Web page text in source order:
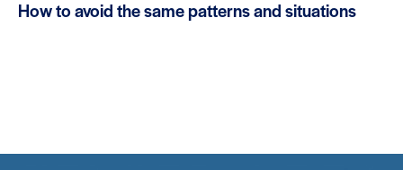
How to avoid the same patterns and situations